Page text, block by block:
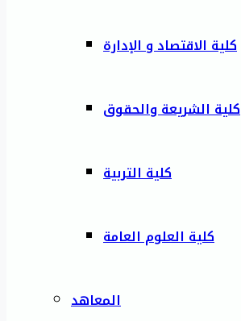
كلية الاقتصاد و الإدارة
كلية الشريعة والحقوق
كلية التربية
كلية العلوم العامة
المعاهد